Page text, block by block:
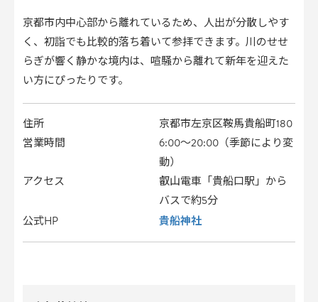
京都市内中心部から離れているため、人出が分散しやす
く、初詣でも比較的落ち着いて参拝できます。川のせせ
らぎが響く静かな境内は、喧騒から離れて新年を迎えた
い方にぴったりです。
住所
京都市左京区鞍馬貴船町180
営業時間
6:00〜20:00（季節により変
動）
アクセス
叡山電車「貴船口駅」から
バスで約5分
公式HP
貴船神社